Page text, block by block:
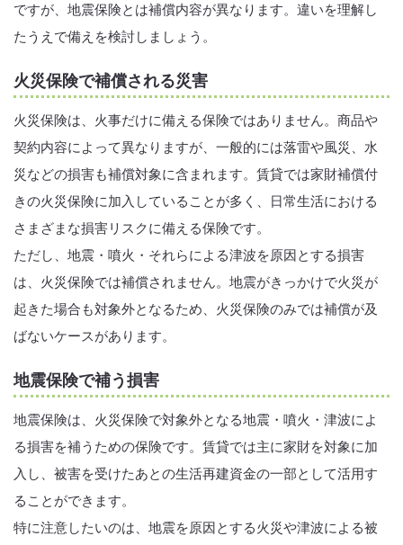
ですが、地震保険とは補償内容が異なります。違いを理解し
たうえで備えを検討しましょう。
火災保険で補償される災害
火災保険は、火事だけに備える保険ではありません。商品や
契約内容によって異なりますが、一般的には落雷や風災、水
災などの損害も補償対象に含まれます。賃貸では家財補償付
きの火災保険に加入していることが多く、日常生活における
さまざまな損害リスクに備える保険です。
ただし、地震・噴火・それらによる津波を原因とする損害
は、火災保険では補償されません。地震がきっかけで火災が
起きた場合も対象外となるため、火災保険のみでは補償が及
ばないケースがあります。
地震保険で補う損害
地震保険は、火災保険で対象外となる地震・噴火・津波によ
る損害を補うための保険です。賃貸では主に家財を対象に加
入し、被害を受けたあとの生活再建資金の一部として活用す
ることができます。
特に注意したいのは、地震を原因とする火災や津波による被